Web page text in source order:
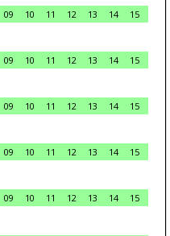
09 10 11 12 13 14
15
09 10 11 12 13 14
15
09 10 11 12 13 14
15
09 10 11 12 13 14
15
09 10 11 12 13 14
15